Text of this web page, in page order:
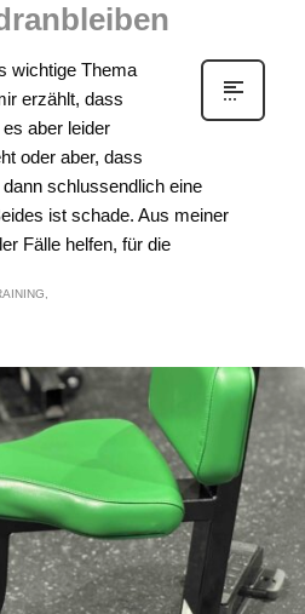
wichtige Thema
erzählt, dass
aber leider
oder aber, dass
schlussendlich eine
ist schade. Aus meiner
Fälle helfen, für die